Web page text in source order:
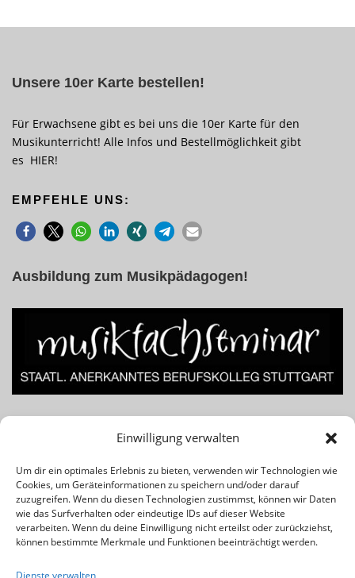
Einwilligung verwalten
Um dir ein optimales Erlebnis zu bieten, verwenden wir Technologien wie
Cookies, um Geräteinformationen zu speichern und/oder darauf
zuzugreifen. Wenn du diesen Technologien zustimmst, können wir Daten
wie das Surfverhalten oder eindeutige IDs auf dieser Website
verarbeiten. Wenn du deine Einwilligung nicht erteilst oder zurückziehst,
können bestimmte Merkmale und Funktionen beeinträchtigt werden.
Dienste verwalten
Unsere 10er Karte bestellen!
Für Erwachsene gibt es bei uns die 10er Karte für den
Musikunterricht! Alle Infos und Bestellmöglichkeit gibt
es HIER!
EMPFEHLE UNS:
Ausbildung zum Musikpädagogen!
Lust am Beruf des Musiklehrers bzw. Musikpädagogen? Für
Infos einfach das Banner klicken!
Rechtliches & Wichtiges:
Kontakt